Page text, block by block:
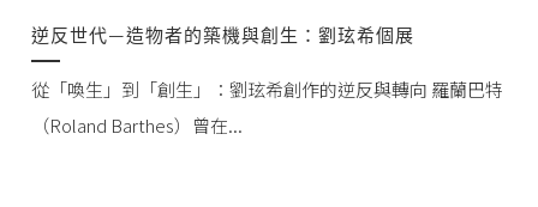
逆反世代—造物者的築機與創生：劉玹希個展
從「喚生」到「創生」：劉玹希創作的逆反與轉向 羅蘭巴特
（Roland Barthes）曾在...